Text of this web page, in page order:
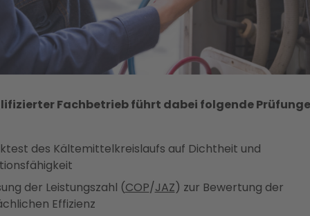
Fachbetrieb führt dabei folgende
des Kältemittelkreislaufs auf Dichtheit und
der Leistungszahl (COP/JAZ) zur Bewertung der
Effizienz